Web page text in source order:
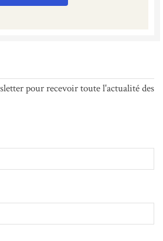
pour recevoir toute l'actualité des